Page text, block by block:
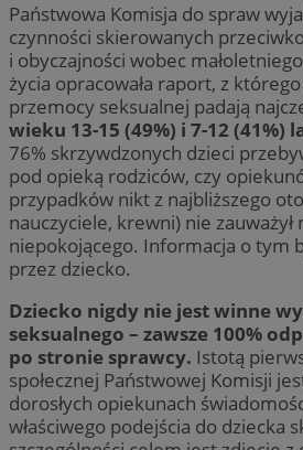
Państwowa Komisja do spraw
czynności skierowanych
i obyczajności wobec
życia opracowała raport, z
przemocy seksualnej padają
wieku 13-15 (49%) i 7-12 (41%)
76% skrzywdzonych dzieci
pod opieką rodziców, czy
przypadków nikt z najbliższego
nauczyciele, krewni) nie zauważył
niepokojącego. Informacja o tym
przez dziecko.
Dziecko nigdy nie jest winne
seksualnego – zawsze 100%
po stronie sprawcy. Istotą
społecznej Państwowej Komisji
dorosłych opiekunach
właściwego podejścia do dziecka